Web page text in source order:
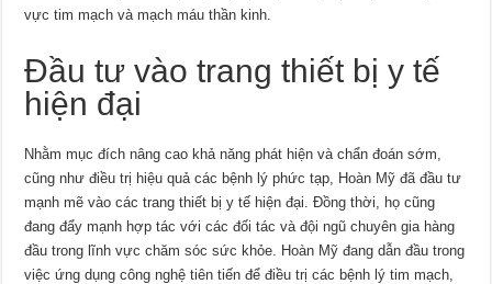
vực tim mạch và mạch máu thần kinh.
Đầu tư vào trang thiết bị y tế
hiện đại
Nhằm mục đích nâng cao khả năng phát hiện và chẩn đoán sớm,
cũng như điều trị hiệu quả các bệnh lý phức tạp, Hoàn Mỹ đã đầu tư
mạnh mẽ vào các trang thiết bị y tế hiện đại. Đồng thời, họ cũng
đang đẩy mạnh hợp tác với các đối tác và đội ngũ chuyên gia hàng
đầu trong lĩnh vực chăm sóc sức khỏe. Hoàn Mỹ đang dẫn đầu trong
việc ứng dụng công nghệ tiên tiến để điều trị các bệnh lý tim mạch,